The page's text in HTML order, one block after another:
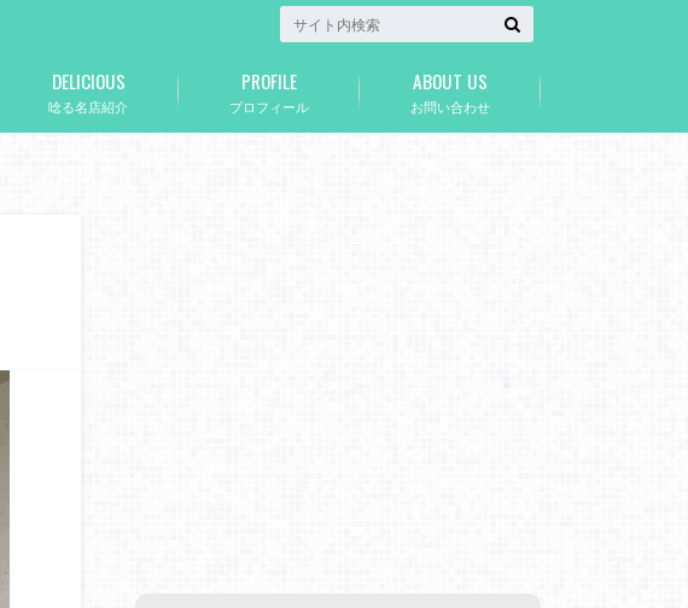
唸る名店紹介
DELICIOUS
プロフィール
PROFILE
お問い合わせ
ABOUT US